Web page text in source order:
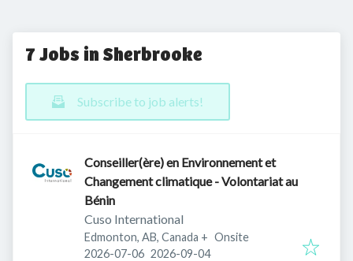
7 Jobs in Sherbrooke
Subscribe to job alerts!
Conseiller(ère) en Environnement et
Changement climatique - Volontariat au
Bénin
Cuso International
Edmonton, AB, Canada + Onsite
Published:
2026-07-06 Expires:
2026-09-04